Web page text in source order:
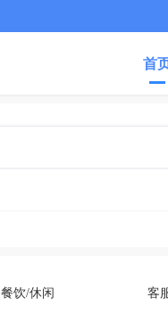
首
餐饮/休闲 客